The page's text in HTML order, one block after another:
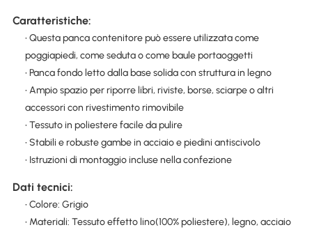
Caratteristiche:
• Questa panca contenitore può essere utilizzata come
poggiapiedi, come seduta o come baule portaoggetti
• Panca fondo letto dalla base solida con struttura in legno
• Ampio spazio per riporre libri, riviste, borse, sciarpe o altri
accessori con rivestimento rimovibile
• Tessuto in poliestere facile da pulire
• Stabili e robuste gambe in acciaio e piedini antiscivolo
• Istruzioni di montaggio incluse nella confezione
Dati tecnici:
• Colore: Grigio
• Materiali: Tessuto effetto lino(100% poliestere), legno, acciaio